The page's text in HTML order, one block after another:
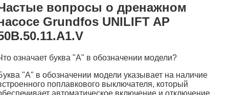
вопросы о дренажном
Grundfos UNILIFT AP
означает буква "А" в обозначении модели?
"А" в обозначении модели указывает на наличие
поплавкового выключателя, который